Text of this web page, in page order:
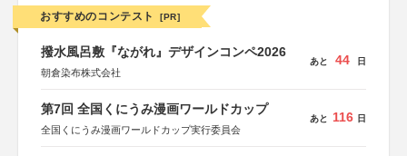
おすすめのコンテスト [PR]
撥水風呂敷『ながれ』デザインコンペ2026
朝倉染布株式会社
あと 44 日
第7回 全国くにうみ漫画ワールドカップ
全国くにうみ漫画ワールドカップ実行委員会
あと 116 日